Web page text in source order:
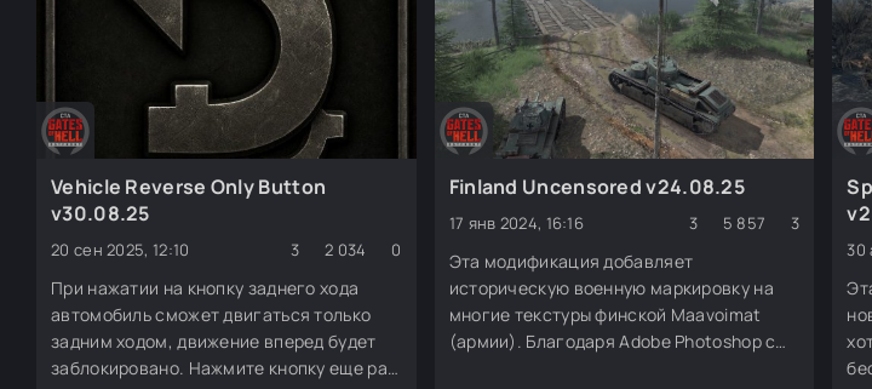
Vehicle Reverse Only Button
v30.08.25
20 сен 2025, 12:10 3 2 034 0
При нажатии на кнопку заднего хода
автомобиль сможет двигаться только
задним ходом, движение вперед будет
заблокировано. Нажмите кнопку еще раз,
Finland Uncensored v24.08.25
17 янв 2024, 16:16 3 5 857 3
Эта модификация добавляет
историческую военную маркировку на
многие текстуры финской Maavoimat
(армии). Благодаря Adobe Photoshop с
30